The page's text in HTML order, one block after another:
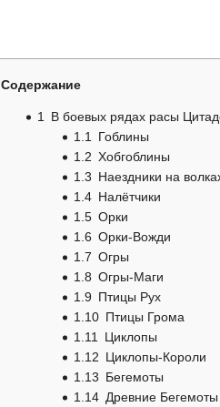
Содержание
1 В боевых рядах расы
1.1 Гоблины
1.2 Хобгоблины
1.3 Наездники на
1.4 Налётчики
1.5 Орки
1.6 Орки-Вожди
1.7 Огры
1.8 Огры-Маги
1.9 Птицы Рух
1.10 Птицы Грома
1.11 Циклопы
1.12 Циклопы-Короли
1.13 Бегемоты
1.14 Древние Бегемоты